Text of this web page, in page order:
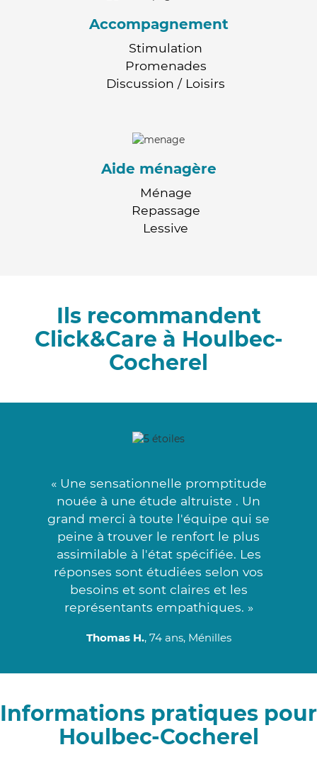
Accompagnement
Stimulation
Promenades
Discussion / Loisirs
Aide ménagère
Ménage
Repassage
Lessive
Ils recommandent
Click&Care à Houlbec-
Cocherel
« Une sensationnelle promptitude
nouée à une étude altruiste . Un
grand merci à toute l'équipe qui se
peine à trouver le renfort le plus
assimilable à l'état spécifiée. Les
réponses sont étudiées selon vos
besoins et sont claires et les
représentants empathiques. »
Thomas H., 74 ans, Ménilles
Informations pratiques pour
Houlbec-Cocherel